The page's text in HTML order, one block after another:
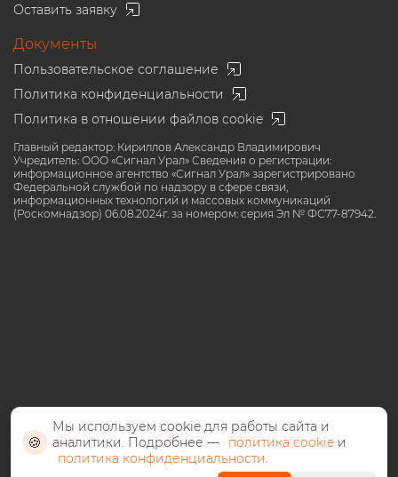
Оставить заявку
Документы
Пользовательское соглашение
Политика конфиденциальности
Политика в отношении файлов cookie
Главный редактор: Кириллов Александр Владимирович
Учредитель: ООО «Сигнал Урал» Сведения о регистрации:
информационное агентство «Сигнал Урал» зарегистрировано
Федеральной службой по надзору в сфере связи,
информационных технологий и массовых коммуникаций
(Роскомнадзор) 06.08.2024г. за номером: серия Эл № ФС77-87942.
🍪
Мы используем cookie для работы сайта и
аналитики. Подробнее —
политика cookie и
политика конфиденциальности.